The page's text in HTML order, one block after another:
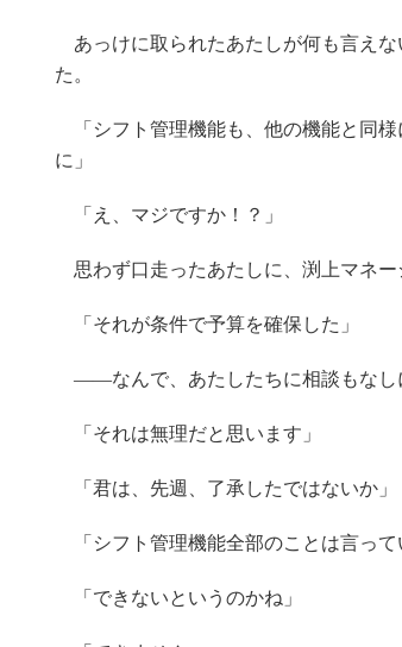
あっけに取られたあたしが何も言え
た。
「シフト管理機能も、他の機能と同様
に」
「え、マジですか！？」
思わず口走ったあたしに、渕上マネー
「それが条件で予算を確保した」
――なんで、あたしたちに相談もなし
「それは無理だと思います」
「君は、先週、了承したではないか」
「シフト管理機能全部のことは言って
「できないというのかね」